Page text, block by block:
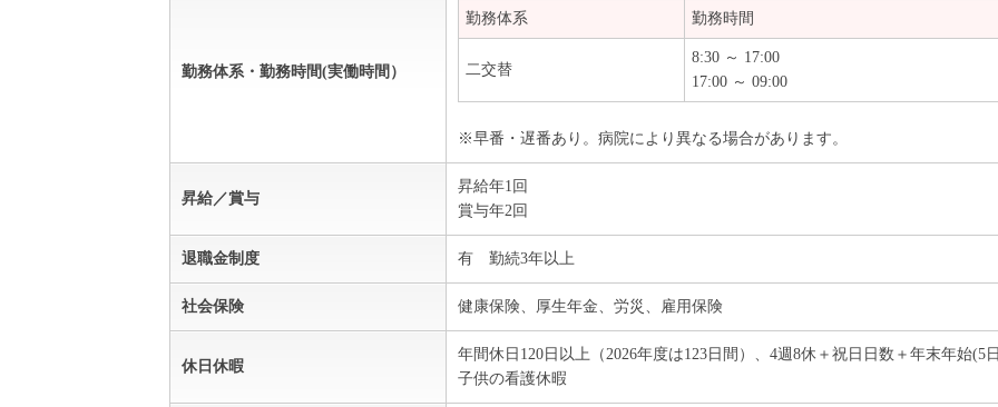
勤務体系・勤務時間(実働時間）
勤務体系 勤務時間
二交替
8:30 ～ 17:00
17:00 ～ 09:00
※早番・遅番あり。病院により異なる場合があります。
昇給／賞与
昇給年1回
賞与年2回
退職金制度 有 勤続3年以上
社会保険 健康保険、厚生年金、労災、雇用保険
休日休暇
年間休日120日以上（2026年度は123日間）、4週8休＋祝日日数＋年末年始
子供の看護休暇